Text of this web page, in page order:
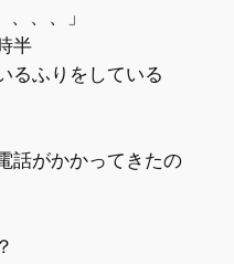
、、」
半
ふりをしている
がかかってきたの